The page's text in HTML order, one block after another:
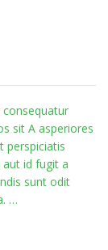
sit A asperiores
perspiciatis
id fugit a
sunt odit
…